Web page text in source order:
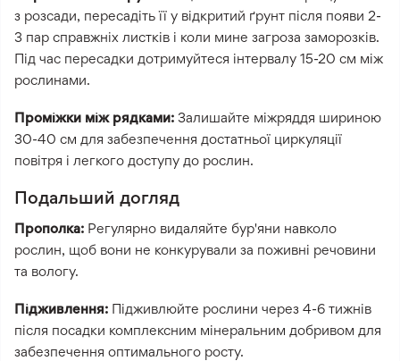
з розсади, пересадіть її у відкритий ґрунт після появи 2-
3 пар справжніх листків і коли мине загроза заморозків.
Під час пересадки дотримуйтеся інтервалу 15-20 см між
рослинами.
Проміжки між рядками: Залишайте міжряддя шириною
30-40 см для забезпечення достатньої циркуляції
повітря і легкого доступу до рослин.
Подальший догляд
Прополка: Регулярно видаляйте бур'яни навколо
рослин, щоб вони не конкурували за поживні речовини
та вологу.
Підживлення: Підживлюйте рослини через 4-6 тижнів
після посадки комплексним мінеральним добривом для
забезпечення оптимального росту.